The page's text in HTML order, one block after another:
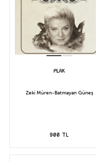
Zeki Müren-Batmayan Güneş
900 TL